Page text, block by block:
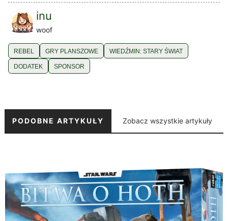
inu
woof
REBEL GRY PLANSZOWE WIEDŹMIN: STARY ŚWIAT
DODATEK SPONSOR
PODOBNE ARTYKUŁY Zobacz wszystkie artykuły